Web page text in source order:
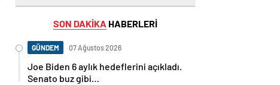
SON DAKİKA HABERLERİ
GÜNDEM 07 Ağustos 2026
Joe Biden 6 aylık hedeflerini açıkladı.
Senato buz gibi…